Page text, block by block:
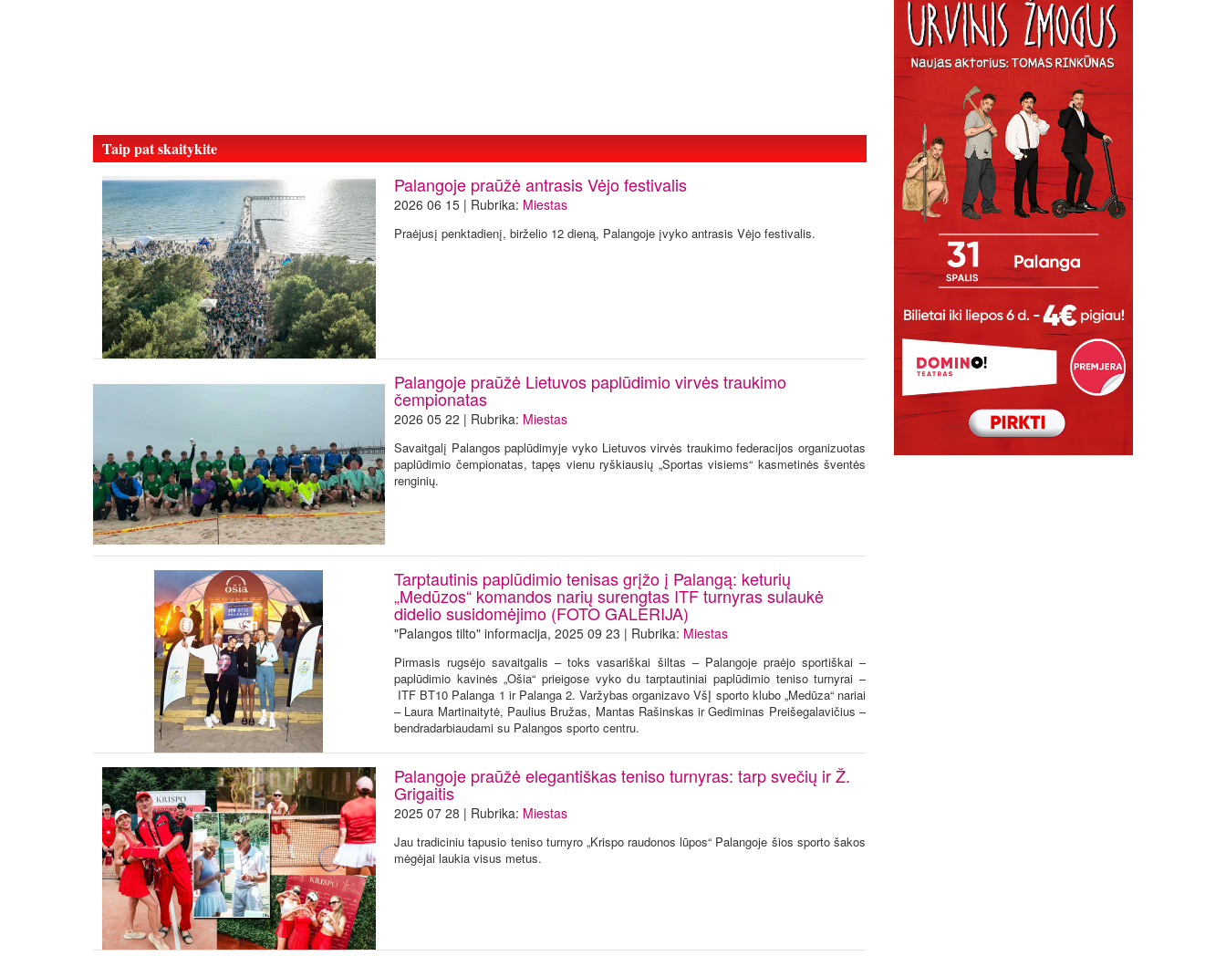
Taip pat skaitykite
Palangoje praūžė antrasis Vėjo festivalis
2026 06 15 | Rubrika: Miestas
Praėjusį penktadienį, birželio 12 dieną, Palangoje įvyko antrasis Vėjo festivalis.
Palangoje praūžė Lietuvos paplūdimio virvės traukimo
čempionatas
2026 05 22 | Rubrika: Miestas
Savaitgalį Palangos paplūdimyje vyko Lietuvos virvės traukimo federacijos organizuotas
paplūdimio čempionatas, tapęs vienu ryškiausių „Sportas visiems“ kasmetinės šventės
renginių.
Tarptautinis paplūdimio tenisas grįžo į Palangą: keturių
„Medūzos“ komandos narių surengtas ITF turnyras sulaukė
didelio susidomėjimo (FOTO GALERIJA)
"Palangos tilto" informacija, 2025 09 23 | Rubrika: Miestas
Pirmasis rugsėjo savaitgalis – toks vasariškai šiltas – Palangoje praėjo sportiškai –
paplūdimio kavinės „Ošia“ prieigose vyko du tarptautiniai paplūdimio teniso turnyrai –
ITF BT10 Palanga 1 ir Palanga 2. Varžybas organizavo VšĮ sporto klubo „Medūza“ nariai
– Laura Martinaitytė, Paulius Bružas, Mantas Rašinskas ir Gediminas Preišegalavičius –
bendradarbiaudami su Palangos sporto centru.
Palangoje praūžė elegantiškas teniso turnyras: tarp svečių ir Ž.
Grigaitis
2025 07 28 | Rubrika: Miestas
Jau tradiciniu tapusio teniso turnyro „Krispo raudonos lūpos“ Palangoje šios sporto šakos
mėgėjai laukia visus metus.